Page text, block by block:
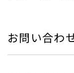
お問い合わ